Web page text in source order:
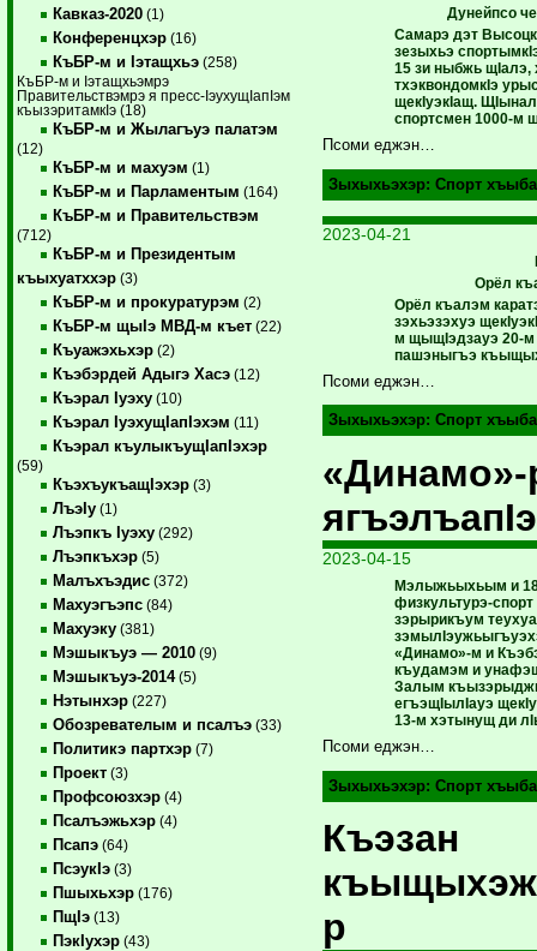
Кавказ-2020 (1)
Конференцхэр (16)
КъБР-м и Iэтащхьэ (258)
КъБР-м и Iэтащхьэмрэ
Правительствэмрэ я пресс-IэухущIапIэм
къызэритамкIэ (18)
КъБР-м и Жылагъуэ палатэм
(12)
КъБР-м и махуэм (1)
КъБР-м и Парламентым (164)
КъБР-м и Правительствэм
(712)
КъБР-м и Президентым
къыхуатххэр (3)
КъБР-м и прокуратурэм (2)
КъБР-м щыIэ МВД-м къет (22)
Къуажэхьхэр (2)
Къэбэрдей Адыгэ Хасэ (12)
Къэрал Iуэху (10)
Къэрал IуэхущIапIэхэм (11)
Къэрал къулыкъущIапIэхэр
(59)
КъэхъукъащIэхэр (3)
ЛъэIу (1)
Лъэпкъ Iуэху (292)
Лъэпкъхэр (5)
Малъхъэдис (372)
Махуэгъэпс (84)
Махуэку (381)
Мэшыкъуэ — 2010 (9)
Мэшыкъуэ-2014(5)
Нэтынхэр (227)
Обозревателым и псалъэ (33)
Политикэ партхэр (7)
Проект (3)
Профсоюзхэр (4)
Псалъэжьхэр (4)
Псапэ (64)
ПсэукIэ (3)
Пшыхьхэр (176)
ПщIэ (13)
ПэкIухэр (43)
Дунейпсо
Самарэ дэт
зезыхьэ
15 зи ныбжь щIалэ,
тхэквондомкIэ
щекIуэкIащ.
спортсмен 1000-м
Псоми еджэн…
Зыхыхьэхэр: Спорт
2023-04-21
Орёл
Орёл къалэм
зэхьэзэхуэ
м щыщIэдзауэ 20-м
пашэныгъэ
Псоми еджэн…
Зыхыхьэхэр: Спорт
«Динамо»-
ягъэлъапIэ
2023-04-15
Мэлыжьыхьым и
физкультурэ-
зэрырикъум
«Динамо»-м и
къудамэм и
Залым
егъэщIылIауэ
13-м хэтынущ ди
Псоми еджэн…
Зыхыхьэхэр: Спорт
Къэзан
р